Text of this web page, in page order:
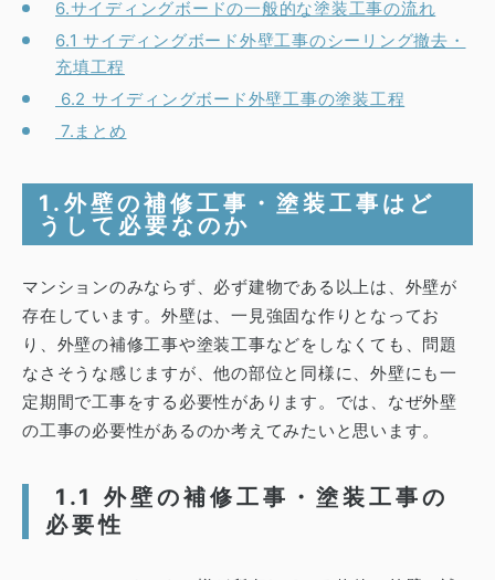
6.サイディングボードの一般的な塗装工事の流れ
6.1 サイディングボード外壁工事のシーリング撤去・
充填工程
6.2 サイディングボード外壁工事の塗装工程
7.まとめ
1. 外壁の補修工事・塗装工事はど
うして必要なのか
マンションのみならず、必ず建物である以上は、外壁が
存在しています。外壁は、一見強固な作りとなってお
り、外壁の補修工事や塗装工事などをしなくても、問題
なさそうな感じますが、他の部位と同様に、外壁にも一
定期間で工事をする必要性があります。では、なぜ外壁
の工事の必要性があるのか考えてみたいと思います。
1.1 外壁の補修工事・塗装工事の
必要性